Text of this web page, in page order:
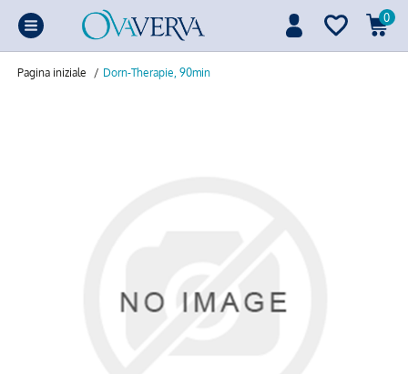
0
Pagina iniziale / Dorn-Therapie, 90min